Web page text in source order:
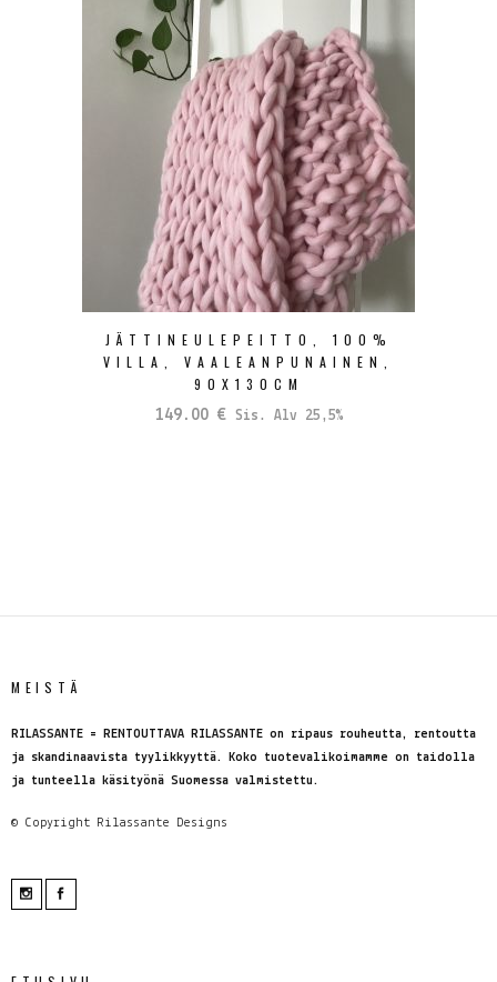
JÄTTINEULEPEITTO, 100%
VILLA, VAALEANPUNAINEN,
90X130CM
149.00 € Sis. Alv 25,5%
MEISTÄ
RILASSANTE = RENTOUTTAVA RILASSANTE on ripaus rouheutta, rentoutta
ja skandinaavista tyylikkyyttä. Koko tuotevalikoimamme on taidolla
ja tunteella käsityönä Suomessa valmistettu.
© Copyright Rilassante Designs